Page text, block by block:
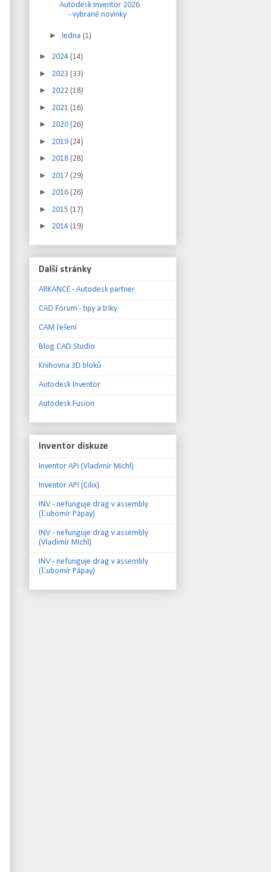
Autodesk Inventor 2026
- vybrané novinky
► ledna (1)
► 2024 (14)
► 2023 (33)
► 2022 (18)
► 2021 (16)
► 2020 (26)
► 2019 (24)
► 2018 (28)
► 2017 (29)
► 2016 (26)
► 2015 (17)
► 2014 (19)
Další stránky
ARKANCE - Autodesk partner
CAD Fórum - tipy a triky
CAM řešení
Blog CAD Studio
Knihovna 3D bloků
Autodesk Inventor
Autodesk Fusion
Inventor diskuze
Inventor API (Vladimír Michl)
Inventor API (Cilix)
INV - nefunguje drag v assembly
(Ľubomír Pápay)
INV - nefunguje drag v assembly
(Vladimír Michl)
INV - nefunguje drag v assembly
(Ľubomír Pápay)